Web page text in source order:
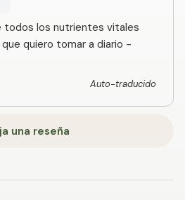
todos los nutrientes vitales
quiero tomar a diario -
Auto-traducido
una reseña